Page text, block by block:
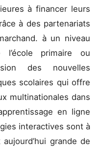
à financer leurs
à des partenariats
à un niveau
l’école primaire ou
des nouvelles
scolaires qui offre
multinationales dans
en ligne
interactives sont à
grande de